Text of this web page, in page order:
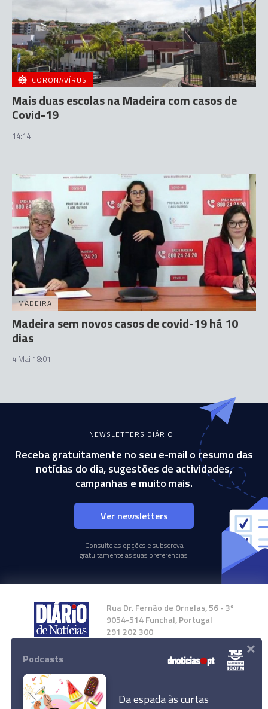
CORONAVÍRUS
Mais duas escolas na Madeira com casos de
Covid-19
14:14
MADEIRA
Madeira sem novos casos de covid-19 há 10
dias
4 Mai 18:01
NEWSLETTERS DIÁRIO
Receba gratuitamente no seu e-mail o resumo das
notícias do dia, sugestões de actividades,
campanhas e muito mais.
Ver newsletters
Consulte as opções e subscreva
gratuitamente as suas preferências.
Rua Dr. Fernão de Ornelas, 56 - 3º
9054-514 Funchal, Portugal
291 202 300
Instale a nossa App
Podcasts
Da espada às curtas
×